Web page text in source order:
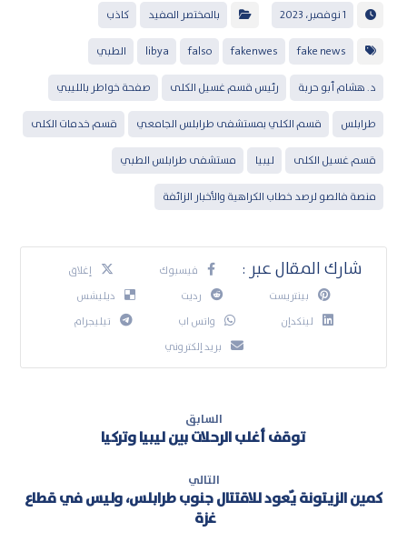
1 نوفمبر، 2023 بالمختصر المفيد كاذب
fake news
fakenwes
falso
libya الطبي
د. هشام أبو حربة رئيس قسم غسيل الكلى صفحة خواطر بالليبي
طرابلس قسم الكلي بمستشفى طرابلس الجامعي قسم خدمات الكلى
قسم غسيل الكلى ليبيا مستشفى طرابلس الطبي
منصة فالصو لرصد خطاب الكراهية والأخبار الزائفة
فيسبوك
إغلاق
بينتريست
رديت
ديليشس
لينكدإن
واتس اب
تيليجرام
بريد إلكتروني
السابق
توقف أغلب الرحلات بين ليبيا وتركيا
التالي
كمين الزيتونة يٌعود للاقتتال جنوب طرابلس، وليس في قطاع
غزة